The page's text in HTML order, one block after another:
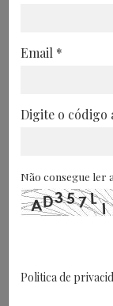
de
o futuro do
pela
Email *
Digite o código
Não consegue ler
Politica de